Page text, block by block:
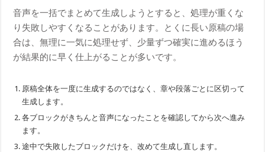
音声を一括でまとめて生成しようとすると、処理が重くな
り失敗しやすくなることがあります。とくに長い原稿の場
合は、無理に一気に処理せず、少量ずつ確実に進めるほう
が結果的に早く仕上がることが多いです。
原稿全体を一度に生成するのではなく、章や段落ごとに区切って
生成します。
各ブロックがきちんと音声になったことを確認してから次へ進み
ます。
途中で失敗したブロックだけを、改めて生成し直します。